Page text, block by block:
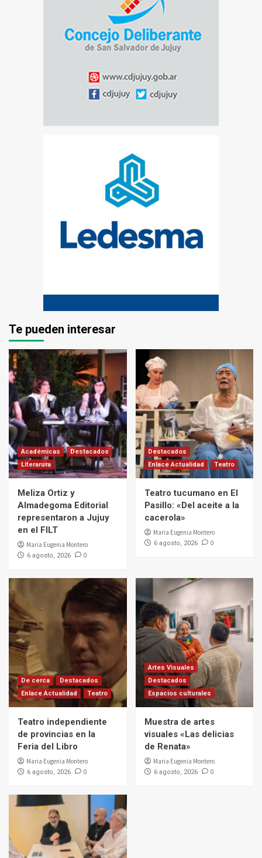
Te pueden interesar
Académicas
Destacados
Literarura
Meliza Ortiz y
Almadegoma Editorial
representaron a Jujuy
en el FILT
Maria Eugenia Montero
6 agosto, 2026 0
Destacados
Enlace Actualidad
Teatro
Teatro tucumano en El
Pasillo: «Del aceite a la
cacerola»
Maria Eugenia Montero
6 agosto, 2026 0
De cerca
Destacados
Enlace Actualidad
Teatro
Teatro independiente
de provincias en la
Feria del Libro
Maria Eugenia Montero
6 agosto, 2026 0
Artes Visuales
Destacados
Espacios culturales
Muestra de artes
visuales «Las delicias
de Renata»
Maria Eugenia Montero
6 agosto, 2026 0